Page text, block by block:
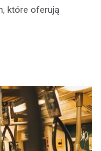
które oferują